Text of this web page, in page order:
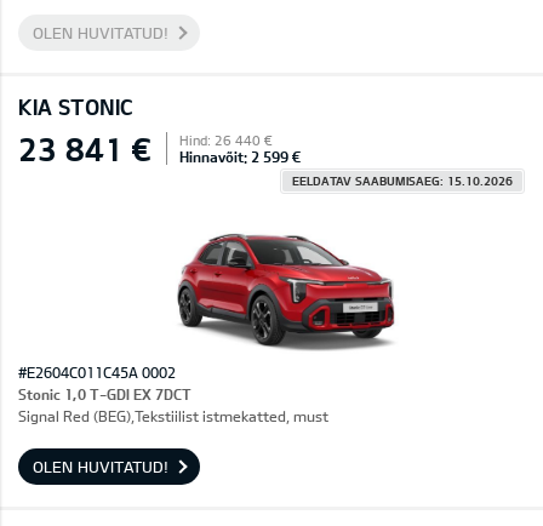
OLEN HUVITATUD!
KIA STONIC
23 841 € Hind: 26 440 €
Hinnavõit: 2 599 €
EELDATAV SAABUMISAEG: 15.10.2026
#E2604C011C45A 0002
Stonic 1,0 T-GDI EX 7DCT
Signal Red (BEG),Tekstiilist istmekatted, must
OLEN HUVITATUD!